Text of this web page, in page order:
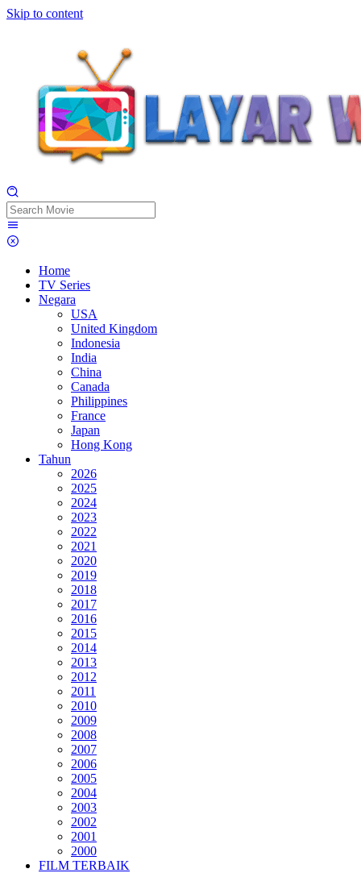
Skip to content
Home
TV Series
Negara
USA
United Kingdom
Indonesia
India
China
Canada
Philippines
France
Japan
Hong Kong
Tahun
2026
2025
2024
2023
2022
2021
2020
2019
2018
2017
2016
2015
2014
2013
2012
2011
2010
2009
2008
2007
2006
2005
2004
2003
2002
2001
2000
FILM TERBAIK